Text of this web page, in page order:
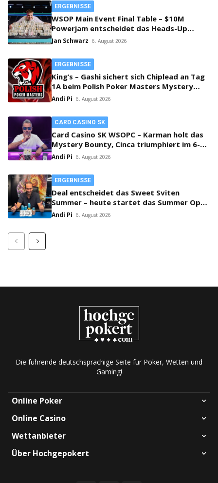
ERGEBNISSE
WSOP Main Event Final Table – $10M
Powerjam entscheidet das Heads-Up
zwischen Jumalon und Saaskilahti!
Jan Schwarz 6. August 2026
ERGEBNISSE
King’s – Gashi sichert sich Chiplead an Tag
1A beim Polish Poker Masters Mystery
Bounty!
Andi Pi 6. August 2026
CARD CASINO SK
Card Casino SK WSOPC – Karman holt das
Mystery Bounty, Cinca triumphiert im 6-
Max!
Andi Pi 6. August 2026
ERGEBNISSE
Deal entscheidet das Sweet Sviten
Summer – heute startet das Summer Open
Bounty!
Andi Pi 6. August 2026
Die führende deutschsprachige Seite für Poker, Wetten und
Gaming!
Online Poker
Online Casino
Wettanbieter
Über Hochgepokert